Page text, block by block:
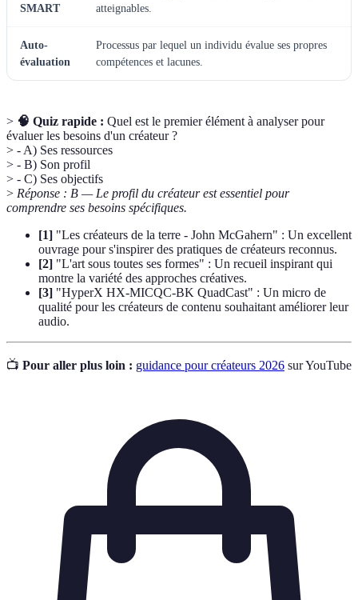
SMART
atteignables.
Auto-
évaluation
Processus par lequel un individu évalue ses propres
compétences et lacunes.
> 🧠 Quiz rapide : Quel est le premier élément à analyser pour
évaluer les besoins d'un créateur ?
> - A) Ses ressources
> - B) Son profil
> - C) Ses objectifs
> Réponse : B — Le profil du créateur est essentiel pour
comprendre ses besoins spécifiques.
[1] "Les créateurs de la terre - John McGahern" : Un excellent
ouvrage pour s'inspirer des pratiques de créateurs reconnus.
[2] "L'art sous toutes ses formes" : Un recueil inspirant qui
montre la variété des approches créatives.
[3] "HyperX HX-MICQC-BK QuadCast" : Un micro de
qualité pour les créateurs de contenu souhaitant améliorer leur
audio.
📺 Pour aller plus loin : guidance pour créateurs 2026 sur YouTube